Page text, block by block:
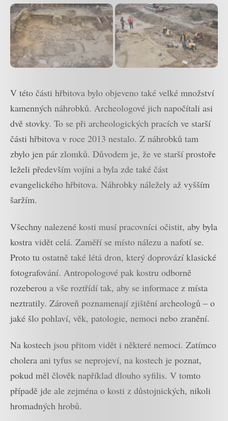
V této části hřbitova bylo objeveno také velké množství
kamenných náhrobků. Archeologové jich napočítali asi
dvě stovky. To se při archeologických pracích ve starší
části hřbitova v roce 2013 nestalo. Z náhrobků tam
zbylo jen pár zlomků. Důvodem je, že ve starší prostoře
leželi především vojíni a byla zde také část
evangelického hřbitova. Náhrobky náležely až vyšším
šaržím.
Všechny nalezené kosti musí pracovníci očistit, aby byla
kostra vidět celá. Zaměří se místo nálezu a nafotí se.
Proto tu ostatně také létá dron, který doprovází klasické
fotografování. Antropologové pak kostru odborně
rozeberou a vše roztřídí tak, aby se informace z místa
neztratily. Zároveň poznamenají zjištění archeologů – o
jaké šlo pohlaví, věk, patologie, nemoci nebo zranění.
Na kostech jsou přitom vidět i některé nemoci. Zatímco
cholera ani tyfus se neprojeví, na kostech je poznat,
pokud měl člověk například dlouho syfilis. V tomto
případě jde ale zejména o kosti z důstojnických, nikoli
hromadných hrobů.